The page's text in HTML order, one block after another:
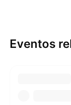
Eventos